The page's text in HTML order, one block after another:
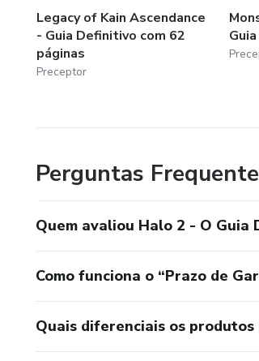
Legacy of Kain Ascendance
- Guia Definitivo com 62
páginas
Preceptor
Perguntas
Quem avaliou Halo 2 - O Guia
Como funciona o “Prazo de
Quais diferenciais os produtos